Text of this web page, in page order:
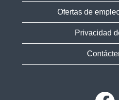
Ofertas de
Privacidad
S